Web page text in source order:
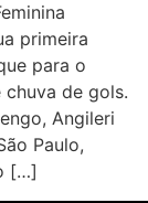
primeira
para o
de gols.
Angileri
Paulo,
[…]